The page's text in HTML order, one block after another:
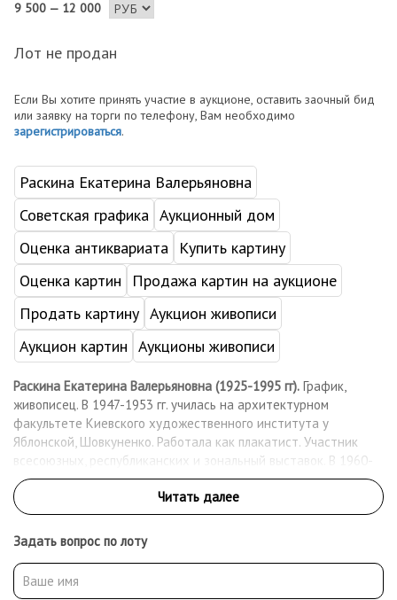
9 500 — 12 000
Лот не продан
Если Вы хотите принять участие в аукционе, оставить заочный бид
или заявку на торги по телефону, Вам необходимо
зарегистрироваться.
Раскина Екатерина Валерьяновна
Советская графика Аукционный дом
Оценка антиквариата
Купить картину
Оценка картин
Продажа картин на аукционе
Продать картину Аукцион живописи
Аукцион картин Аукционы живописи
Раскина Екатерина Валерьяновна (1925-1995 гг). График,
живописец. В 1947-1953 гг. училась на архитектурном
факультете Киевского художественного института у
Яблонской, Шовкуненко. Работала как плакатист. Участник
всесоюзных, республиканских и зональный выставок. В 1960-
1970-х гг. работала в технике линогравюры. Постоянно
экспериментировала с изобразительной техникой,
комбинировала гуашь с коллажем из резаной или рваной
бумаги. В 1970-х создала мозаичное панно в кинотеатре им. А.
Довженко, и декоративные барельефы в магазине
«Гастроном» в соавторстве с Татьяной Яблонской.
Персональная выставка художницы состоялась в 1993 г. в
Задать вопрос по лоту